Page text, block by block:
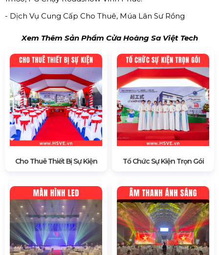
- Dịch Vụ Cung Cấp Cho Thuê, Múa Lân Sư Rồng
Xem Thêm Sản Phẩm Cửa Hoàng Sa Việt Tech
Cho Thuê Thiết Bị Sự Kiện Tổ Chức Sự Kiện Trọn Gói